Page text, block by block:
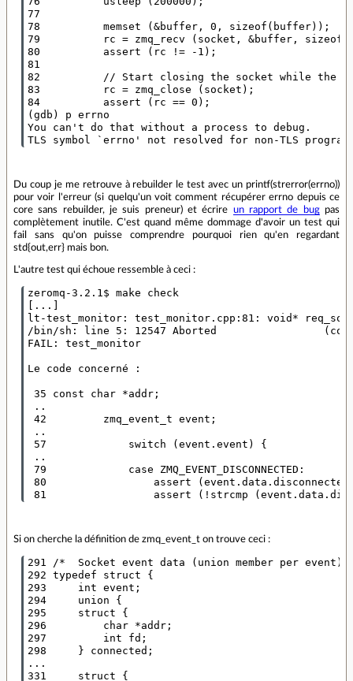
77
78          memset (&buffer, 0, sizeof(buffer));
79          rc = zmq_recv (socket, &buffer,
80          assert (rc != -1);
81
82          // Start closing the socket while the
83          rc = zmq_close (socket);
84          assert (rc == 0);
(gdb) p errno
You can't do that without a process to debug.
Du coup je me retrouve à rebuilder le test avec un printf(strerror(errno))
pour voir l'erreur (si quelqu'un voit comment récupérer errno depuis ce
core sans rebuilder, je suis preneur) et écrire un rapport de bugpas
complètement inutile. C'est quand même dommage d'avoir un test qui
fail sans qu'on puisse comprendre pourquoi rien qu'en regardant
std{out,err} mais bon.
L'autre test qui échoue ressemble à ceci :
zeromq-3.2.1$ make check
[...]
lt-test_monitor: test_monitor.cpp:81: void*
/bin/sh: line 5: 12547 Aborted                 (core
FAIL: test_monitor
Le code concerné :
35 const char *addr;
..
42         zmq_event_t event;
..
57             switch (event.event) {
..
79             case ZMQ_EVENT_DISCONNECTED:
80                 assert
Si on cherche la définition de zmq_event_t on trouve ceci :
291 /*  Socket event data (union member
292 typedef struct {
293     int event;
294     union {
295     struct {
296         char *addr;
297         int fd;
298     } connected;
...
331     struct {